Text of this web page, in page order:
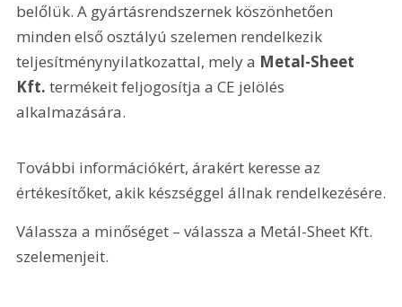
belőlük. A gyártásrendszernek köszönhetően
minden első osztályú szelemen rendelkezik
teljesítménynyilatkozattal, mely a Metal-Sheet
Kft. termékeit feljogosítja a CE jelölés
alkalmazására.
További információkért, árakért keresse az
értékesítőket, akik készséggel állnak rendelkezésére.
Válassza a minőséget – válassza a Metál-Sheet Kft.
szelemenjeit.